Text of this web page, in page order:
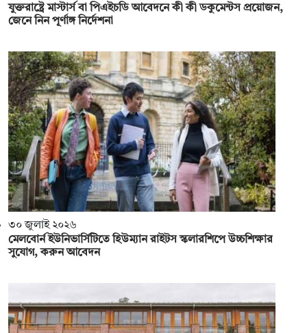
যুক্তরাষ্ট্রে মাস্টার্স বা পিএইচডি আবেদনে কী কী ডকুমেন্টস প্রয়োজন,
জেনে নিন পূর্ণাঙ্গ নির্দেশনা
৩০ জুলাই ২০২৬
মেলবোর্ন ইউনিভার্সিটিতে হিউম্যান রাইটস স্কলারশিপে উচ্চশিক্ষার
সুযোগ, করুন আবেদন